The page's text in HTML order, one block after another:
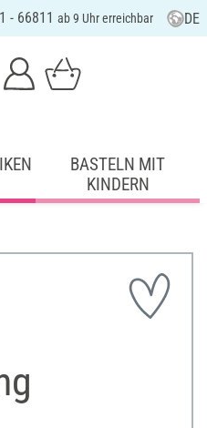
- 66811 ab 9 Uhr erreichbar DE
BASTELN MIT
KINDERN